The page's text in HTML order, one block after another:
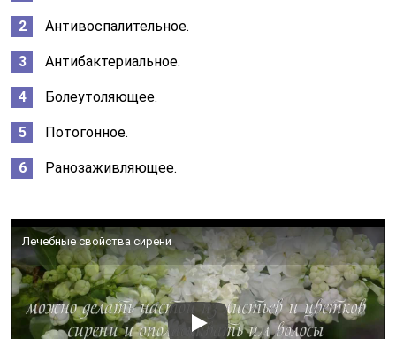
Антивоспалительное.
Антибактериальное.
Болеутоляющее.
Потогонное.
Ранозаживляющее.
Лечебные свойства сирени